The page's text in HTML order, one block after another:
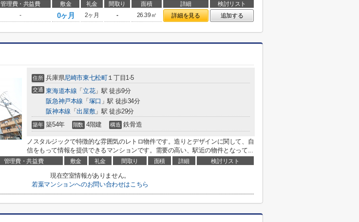
管理費・共益費 敷金 礼金 間取り 面積 詳細
検討リスト
- 0ヶ月 2ヶ月 - 26.39㎡ 詳細を見る 追加する
住所 兵庫県尼崎市東七松町１丁目1-5
交通 東海道本線 「 立花」駅 徒歩9分
阪急神戸本線 「 塚口 」駅 徒歩34分
阪神本線 「出屋敷」駅 徒歩29分
築年 築54年 階数 4階建 構造 鉄骨造
ノスタルジックで特徴的な雰囲気のレトロ物件です。造りとデザインに関して、自
信をもって情報を提供できるマンションです。需要の高い、駅近の物件となって...
管理費・共益費 敷金 礼金 間取り 面積 詳細 検討リスト
現在空室情報がありません。
若葉マンションへのお問い合わせはこちら